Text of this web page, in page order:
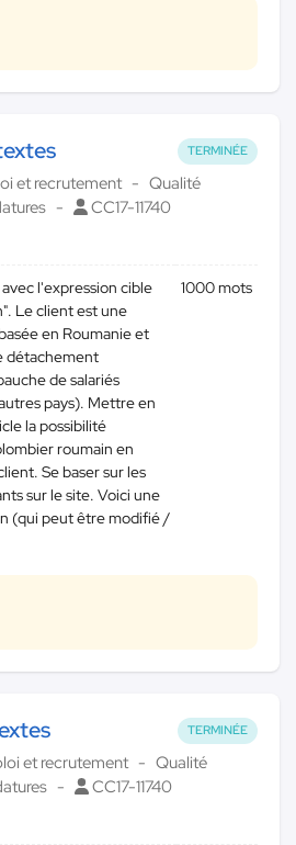
TERMINÉE
et recrutement
Qualité
CC17-11740
l'expression cible
Le client est une
en Roumanie et
détachement
de salariés
pays). Mettre en
la possibilité
roumain en
Se baser sur les
sur le site. Voici une
(qui peut être modifié /
1000 mots
TERMINÉE
et recrutement
Qualité
CC17-11740